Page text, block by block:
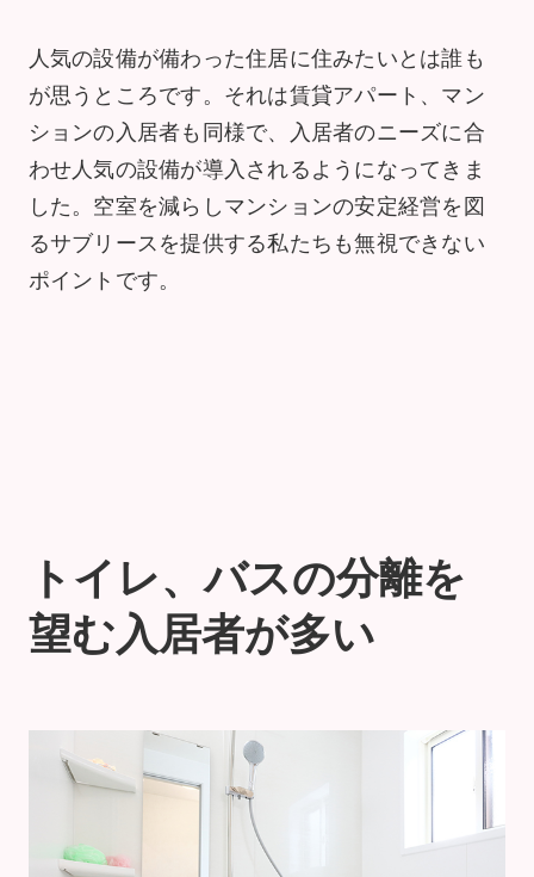
人気の設備が備わった住居に住みたいとは誰も
が思うところです。それは賃貸アパート、マン
ションの入居者も同様で、入居者のニーズに合
わせ人気の設備が導入されるようになってきま
した。空室を減らしマンションの安定経営を図
るサブリースを提供する私たちも無視できない
ポイントです。
トイレ、バスの分離を
望む入居者が多い